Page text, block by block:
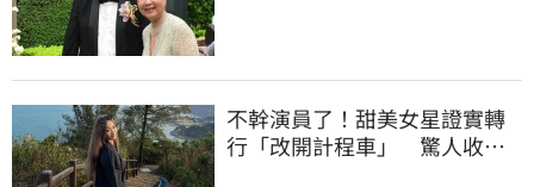
不幹演員了！甜美女星證實轉
行「改開計程車」 驚人收入